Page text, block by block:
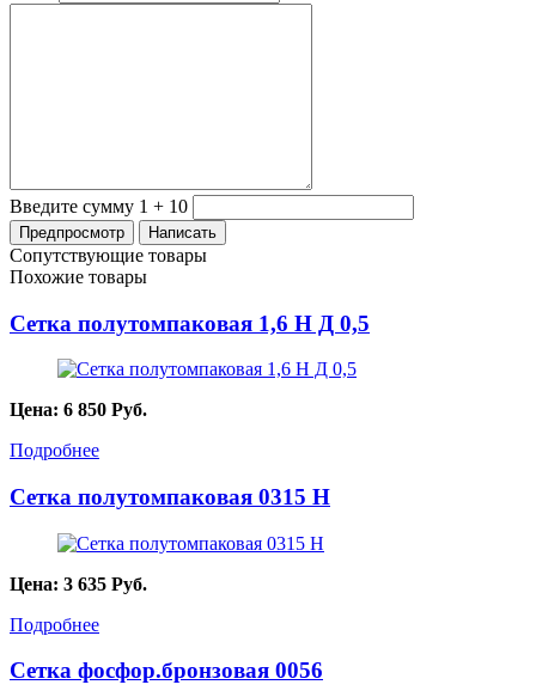
Введите сумму 1 + 10
Сопутствующие товары
Похожие товары
Сетка полутомпаковая 1,6 Н Д 0,5
Цена: 6 850 Руб.
Подробнее
Сетка полутомпаковая 0315 Н
Цена: 3 635 Руб.
Подробнее
Сетка фосфор.бронзовая 0056